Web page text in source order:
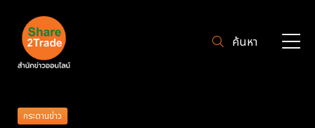
ค้นหา
กระดานข่าว